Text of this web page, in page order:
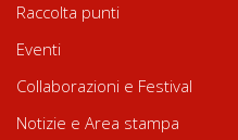
Raccolta punti
Eventi
Collaborazioni e Festival
Notizie e Area stampa